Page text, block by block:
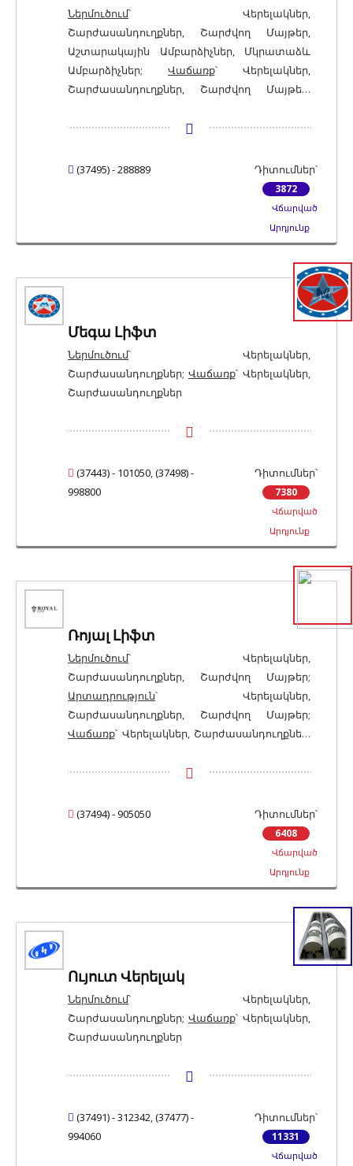
Ներմուծում՝ Վերելակներ,
Շարժասանդուղքներ, Շարժվող Մայթեր,
Աշտարակային Ամբարձիչներ, Մկրատաձև
Ամբարձիչներ; Վաճառք՝ Վերելակներ,
Շարժասանդուղքներ, Շարժվող Մայթեր,
Ամբարձիչներ
Դիտումներ՝
3872
Վճարված
Արդյունք
(37495) - 288889
Մեգա Լիֆտ
Ներմուծում՝ Վերելակներ,
Շարժասանդուղքներ; Վաճառք՝ Վերելակներ,
Շարժասանդուղքներ
Դիտումներ՝
7380
Վճարված
Արդյունք
(37443) - 101050,(37498) -
998800
Ռոյալ Լիֆտ
Ներմուծում՝ Վերելակներ,
Շարժասանդուղքներ, Շարժվող Մայթեր;
Արտադրություն՝ Վերելակներ,
Շարժասանդուղքներ, Շարժվող Մայթեր;
Վաճառք՝ Վերելակներ, Շարժասանդուղքներ,
Դիտումներ՝
6408
Վճարված
Արդյունք
(37494) - 905050
Ույուտ Վերելակ
Ներմուծում՝ Վերելակներ,
Շարժասանդուղքներ; Վաճառք՝ Վերելակներ,
Շարժասանդուղքներ
Դիտումներ՝
11331
Վճարված
(37491) - 312342,(37477) -
994060